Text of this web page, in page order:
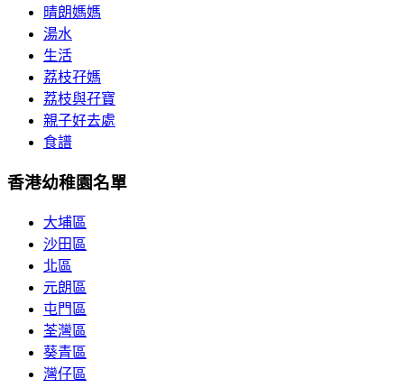
晴朗媽媽
湯水
生活
荔枝孖媽
荔枝與孖寶
親子好去處
食譜
香港幼稚園名單
大埔區
沙田區
北區
元朗區
屯門區
荃灣區
葵青區
灣仔區